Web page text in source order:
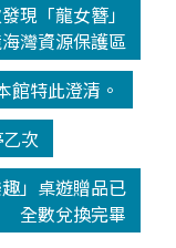
現「龍女簪」
灣資源保護區
館特此澄清。
次
」桌遊贈品已
全數兌換完畢